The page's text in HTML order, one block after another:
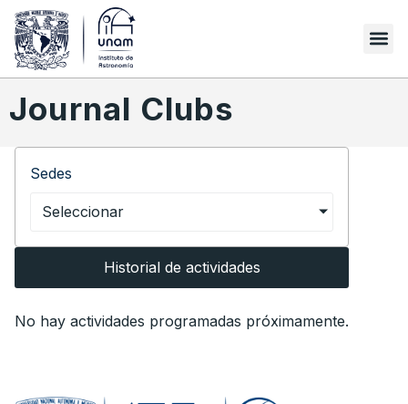
Journal Clubs
No hay actividades programadas próximamente.
Sedes
Seleccionar
Historial de actividades